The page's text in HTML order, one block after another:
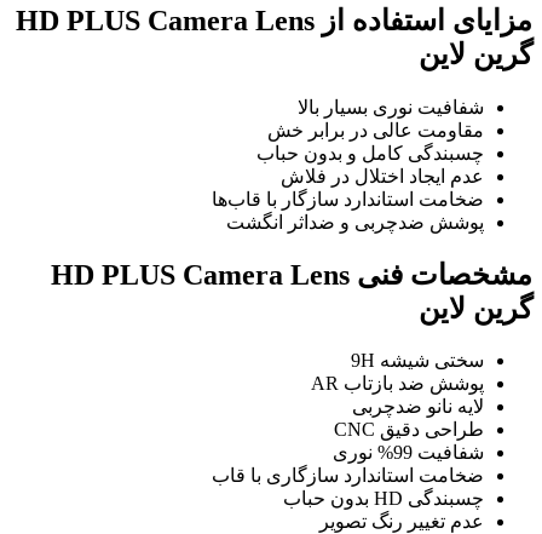
مزایای استفاده از HD PLUS Camera Lens
گرین لاین
شفافیت نوری بسیار بالا
مقاومت عالی در برابر خش
چسبندگی کامل و بدون حباب
عدم ایجاد اختلال در فلاش
ضخامت استاندارد سازگار با قاب‌ها
پوشش ضدچربی و ضداثر انگشت
مشخصات فنی HD PLUS Camera Lens
گرین لاین
سختی شیشه 9H
پوشش ضد بازتاب AR
لایه نانو ضدچربی
طراحی دقیق CNC
شفافیت 99% نوری
ضخامت استاندارد سازگاری با قاب
چسبندگی HD بدون حباب
عدم تغییر رنگ تصویر